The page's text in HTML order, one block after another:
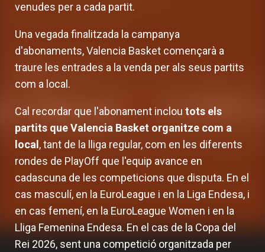
venudes per a cada partit.
Una vegada finalitzada la campanya
d'abonaments, Valencia Basket començarà a
traure les entrades a la venda per als seus partits
com a local.
Cal recordar que l'abonament inclou tots els
partits que Valencia Basket organitze com a
local , tant de la lliga regular, com en les diferents
rondes de PlayOff que l'equip avance en
cadascuna de les competicions que disputa. En el
cas masculí, en la EuroLeague i en la Liga Endesa, i
en cas femení, en la EuroLeague Women i en la
Lliga Femenina Endesa. En el cas de la Copa del
Rei 2026, sent una competició organitzada per